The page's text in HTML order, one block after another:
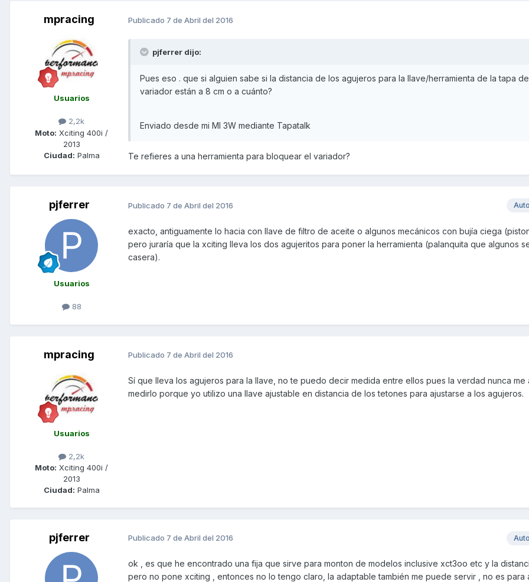
mpracing
Usuarios
2,2k
Moto: Xciting 400i /
2013
Ciudad: Palma
Publicado 7 de Abril del 2016
pjferrer dijo:
Pues eso . que si alguien sabe si la distancia de los agujeros para la llave/herramienta de la tapa
variador están a 8 cm o a cuánto?
Enviado desde mi MI 3W mediante Tapatalk
Te refieres a una herramienta para bloquear el variador?
pjferrer
Usuarios
88
Publicado 7 de Abril del 2016
exacto, antiguamente lo hacia con llave de filtro de aceite o algunos mecánicos con bujía ciega
pero juraría que la xciting lleva los dos agujeritos para poner la herramienta (palanquita que algunos
casera).
mpracing
Usuarios
2,2k
Moto: Xciting 400i /
2013
Ciudad: Palma
Publicado 7 de Abril del 2016
Sí que lleva los agujeros para la llave, no te puedo decir medida entre ellos pues la verdad nunca
medirlo porque yo utilizo una llave ajustable en distancia de los tetones para ajustarse a los agujeros.
pjferrer Publicado 7 de Abril del 2016
ok , es que he encontrado una fija que sirve para monton de modelos inclusive xct3oo etc y la
pero no pone xciting , entonces no lo tengo claro, la adaptable también me puede servir , no es para